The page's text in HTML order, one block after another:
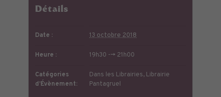
Détails
Date : 13 octobre 2018
Heure : 19h30 --> 21h00
Catégories
d’Évènement:
Dans les Librairies, Librairie
Pantagruel